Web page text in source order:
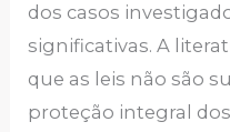
dos casos
significativas. A
que as leis não são
proteção integral